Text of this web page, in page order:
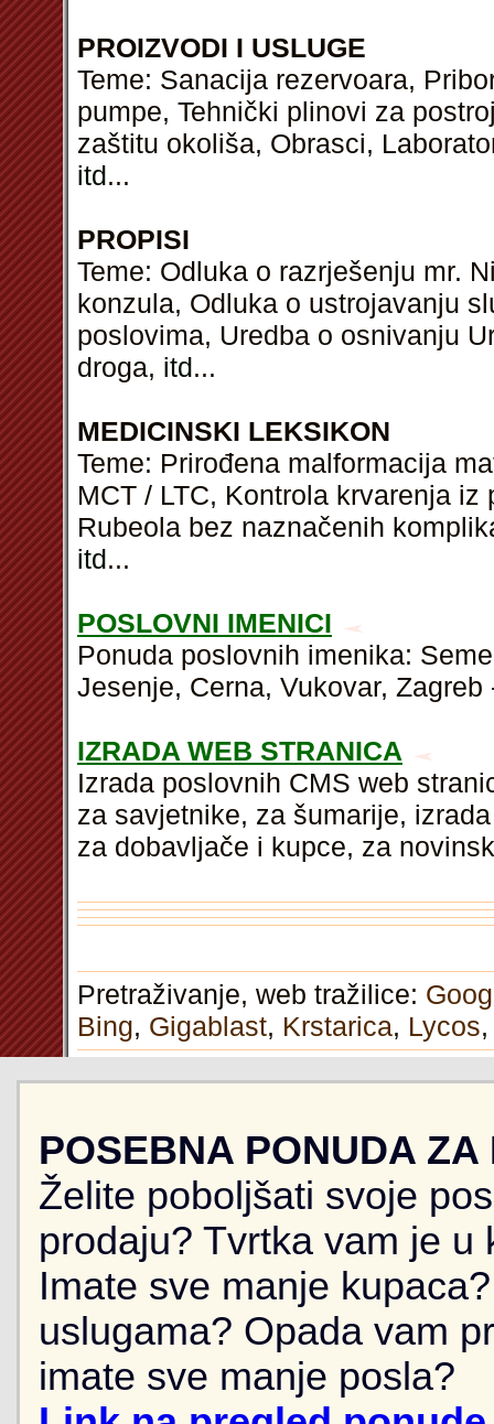
PROIZVODI I USLUGE
Teme: Sanacija rezervoara,
pumpe, Tehnički plinovi za
zaštitu okoliša, Obrasci,
itd...
PROPISI
Teme: Odluka o razrješenju mr.
konzula, Odluka o ustrojavanju
poslovima, Uredba o osnivanju
droga, itd...
MEDICINSKI LEKSIKON
Teme: Prirođena malformacija
MCT / LTC, Kontrola krvarenja
Rubeola bez naznačenih
itd...
POSLOVNI IMENICI
Ponuda poslovnih imenika:
Jesenje, Cerna, Vukovar, Zagreb
IZRADA WEB STRANICA
Izrada poslovnih CMS web
za savjetnike, za šumarije,
za dobavljače i kupce, za
Pretraživanje, web tražilice:
Bing, Gigablast, Krstarica, Lycos
POSEBNA PONUDA ZA
Želite poboljšati svoje
prodaju? Tvrtka vam je
Imate sve manje
uslugama? Opada vam
imate sve manje posla?